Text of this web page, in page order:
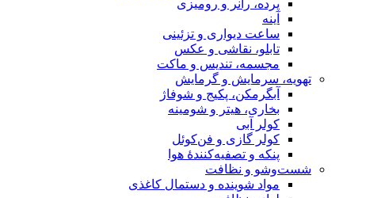
پرده، رانر و رومیزی
آینه
ساعت دیواری و تزئینی
تابلو، نقاشی و عکس
مجسمه، تندیس و ماکت
تهویه، سرمایش و گرمایش
آبگرمکن، پکیج و شوفاژ
بخاری، هیتر و شومینه
کولر آبی
کولر گازی و فن‌کوئل
پنکه و تصفیه‌کنندهٔ هوا
شست‌وشو و نظافت
مواد شوینده و دستمال کاغذی